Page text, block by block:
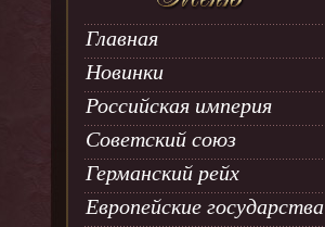
Главная
Новинки
Российская империя
Советский союз
Германский рейх
Европейские государства